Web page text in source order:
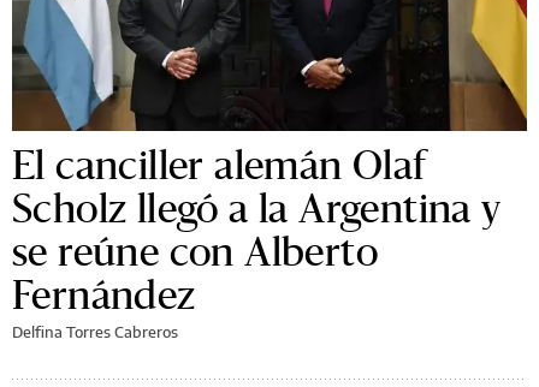
El canciller alemán Olaf
Scholz llegó a la Argentina y
se reúne con Alberto
Fernández
Delfina Torres Cabreros